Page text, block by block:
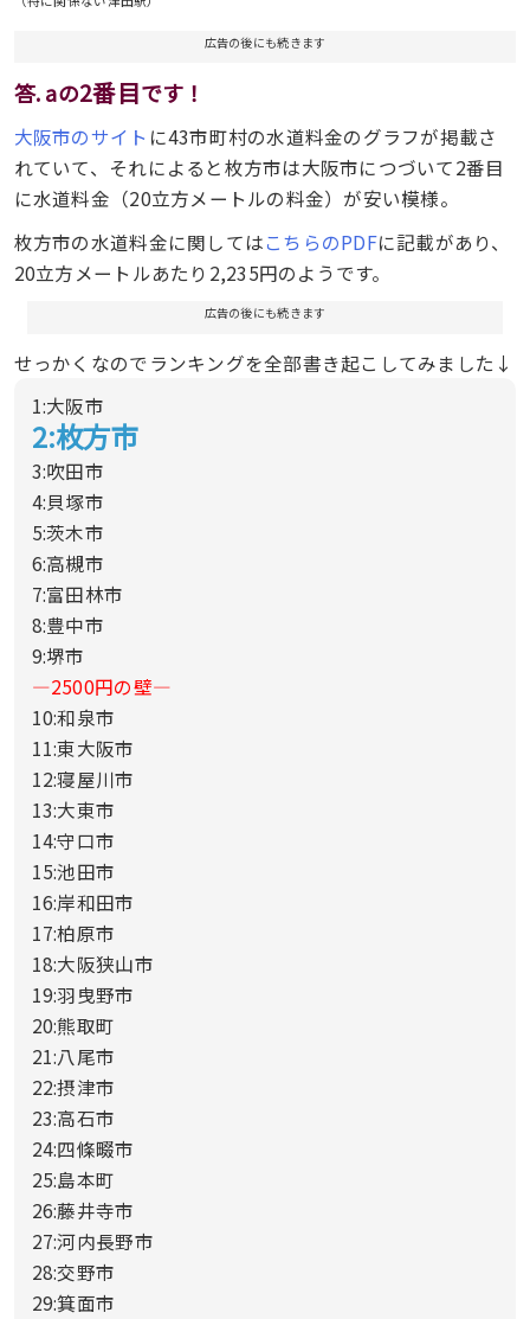
広告の後にも続きます
答. aの2番目です！
大阪市のサイト に43市町村の水道料金のグラフが掲載さ
れていて、それによると枚方市は大阪市につづいて2番目
に水道料金（20立方メートルの料金）が安い模様。
枚方市の水道料金に関してはこちらのPDFに記載があり、
20立方メートルあたり2,235円のようです。
広告の後にも続きます
せっかくなのでランキングを全部書き起こしてみました↓
1:大阪市
2:枚方市
3:吹田市
4:貝塚市
5:茨木市
6:高槻市
7:富田林市
8:豊中市
9:堺市
—2500円の壁—
10:和泉市
11:東大阪市
12:寝屋川市
13:大東市
14:守口市
15:池田市
16:岸和田市
17:柏原市
18:大阪狭山市
19:羽曳野市
20:熊取町
21:八尾市
22:摂津市
23:高石市
24:四條畷市
25:島本町
26:藤井寺市
27:河内長野市
28:交野市
29:箕面市